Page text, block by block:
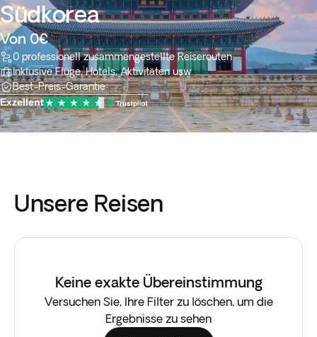
Südkorea
Von 0€
0 professionell zusammengestellte Reiserouten
Inklusive Flüge, Hotels, Aktivitäten usw
Best-Preis-Garantie
Exzellent
Unsere Reisen
Keine exakte Übereinstimmung
Versuchen Sie, Ihre Filter zu löschen, um die
Ergebnisse zu sehen